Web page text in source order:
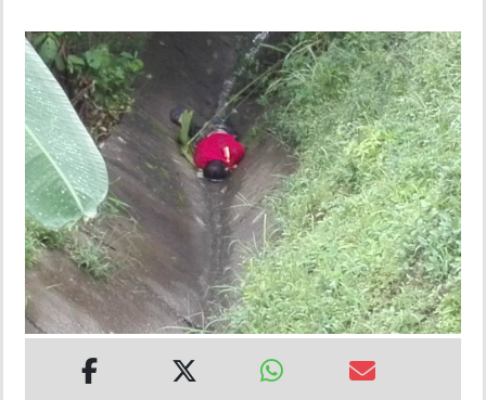
SHOW
DEPORTES
MUNDO
INSÓLITAS
MULTIMEDIA
IMPRESO